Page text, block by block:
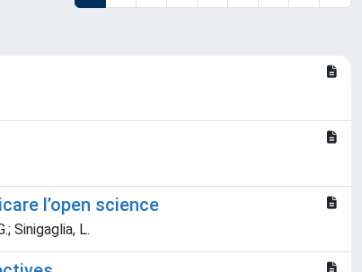
l’open science
Sinigaglia, L.